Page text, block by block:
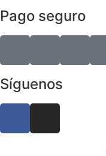
Pago seguro
Síguenos